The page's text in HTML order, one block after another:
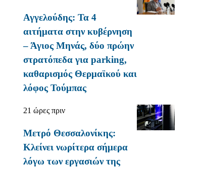
Αγγελούδης: Τα 4
αιτήματα στην κυβέρνηση
– Άγιος Μηνάς, δύο πρώην
στρατόπεδα για parking,
καθαρισμός Θερμαϊκού και
λόφος Τούμπας
21 ώρες πριν
Μετρό Θεσσαλονίκης:
Κλείνει νωρίτερα σήμερα
λόγω των εργασιών της